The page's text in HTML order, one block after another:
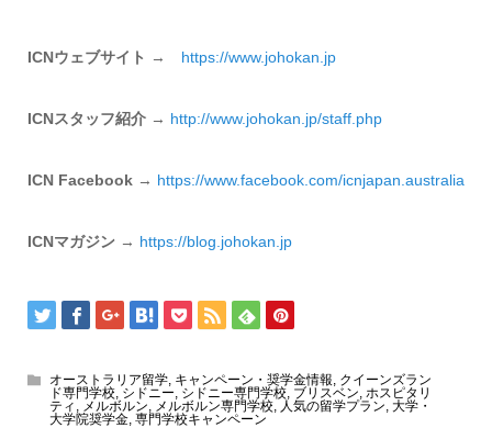
ICNウェブサイト → https://www.johokan.jp
ICNスタッフ紹介 → http://www.johokan.jp/staff.php
ICN Facebook → https://www.facebook.com/icnjapan. australia
ICNマガジン → https://blog.johokan.jp
オーストラリア留学, キャンペーン・奨学金情報, クイーンズラン
ド専門学校, シドニー, シドニー専門学校, ブリスベン, ホスピタリ
ティ , メルボルン, メルボルン専門学校, 人気の留学プラン, 大学・
大学院奨学金, 専門学校キャンペーン